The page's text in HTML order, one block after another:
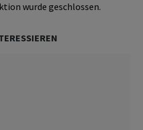
wurde geschlossen.